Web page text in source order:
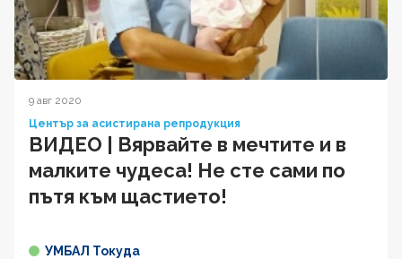
9 авг 2020
Център за асистирана репродукция
ВИДЕО | Вярвайте в мечтите и в
малките чудеса! Не сте сами по
пътя към щастието!
УМБАЛ Токуда